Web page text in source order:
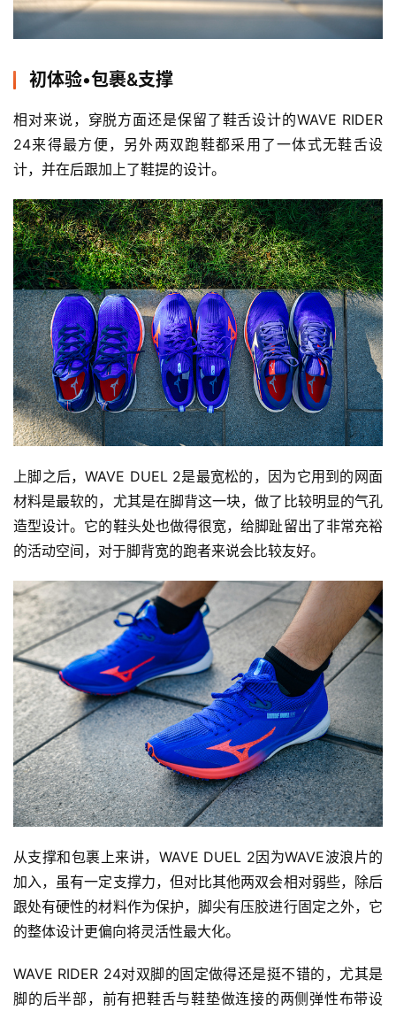
初体验•包裹&支撑
相对来说，穿脱方面还是保留了鞋舌设计的WAVE RIDER
24来得最方便，另外两双跑鞋都采用了一体式无鞋舌设
计，并在后跟加上了鞋提的设计。
上脚之后，WAVE DUEL 2是最宽松的，因为它用到的网面
材料是最软的，尤其是在脚背这一块，做了比较明显的气孔
造型设计。它的鞋头处也做得很宽，给脚趾留出了非常充裕
的活动空间，对于脚背宽的跑者来说会比较友好。
从支撑和包裹上来讲，WAVE DUEL 2因为WAVE波浪片的
加入，虽有一定支撑力，但对比其他两双会相对弱些，除后
跟处有硬性的材料作为保护，脚尖有压胶进行固定之外，它
的整体设计更偏向将灵活性最大化。
WAVE RIDER 24对双脚的固定做得还是挺不错的，尤其是
脚的后半部，前有把鞋舌与鞋垫做连接的两侧弹性布带设